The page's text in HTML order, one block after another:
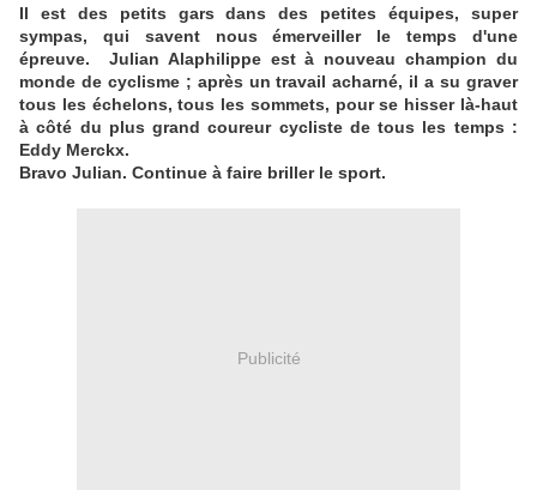
Il est des petits gars dans des petites équipes, super
sympas, qui savent nous émerveiller le temps d'une
épreuve. Julian Alaphilippe est à nouveau champion du
monde de cyclisme ; après un travail acharné, il a su graver
tous les échelons, tous les sommets, pour se hisser là-haut
à côté du plus grand coureur cycliste de tous les temps :
Eddy Merckx.
Bravo Julian. Continue à faire briller le sport.
Publicité